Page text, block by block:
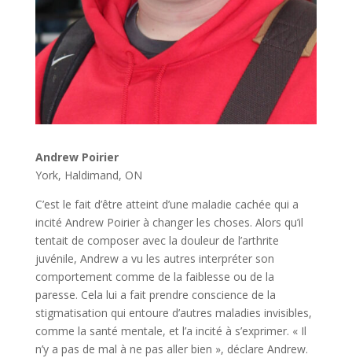
Andrew Poirier
York, Haldimand, ON
C’est le fait d’être atteint d’une maladie cachée qui a
incité Andrew Poirier à changer les choses. Alors qu’il
tentait de composer avec la douleur de l’arthrite
juvénile, Andrew a vu les autres interpréter son
comportement comme de la faiblesse ou de la
paresse. Cela lui a fait prendre conscience de la
stigmatisation qui entoure d’autres maladies invisibles,
comme la santé mentale, et l’a incité à s’exprimer. « Il
n’y a pas de mal à ne pas aller bien », déclare Andrew.